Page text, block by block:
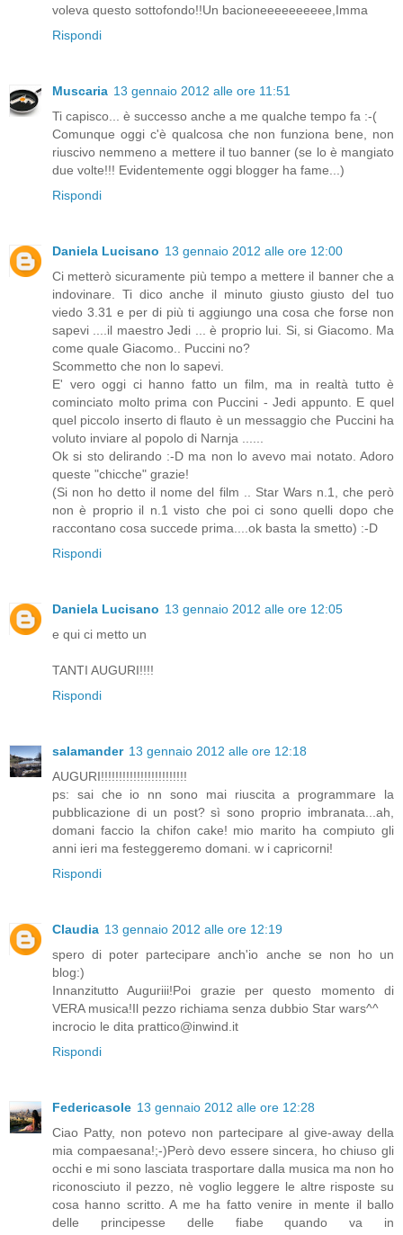
voleva questo sottofondo!!Un bacioneeeeeeeeee,Imma
Rispondi
Muscaria 13 gennaio 2012 alle ore 11:51
Ti capisco... è successo anche a me qualche tempo fa :-(
Comunque oggi c'è qualcosa che non funziona bene, non
riuscivo nemmeno a mettere il tuo banner (se lo è mangiato
due volte!!! Evidentemente oggi blogger ha fame...)
Rispondi
Daniela Lucisano 13 gennaio 2012 alle ore 12:00
Ci metterò sicuramente più tempo a mettere il banner che a
indovinare. Ti dico anche il minuto giusto giusto del tuo
viedo 3.31 e per di più ti aggiungo una cosa che forse non
sapevi ....il maestro Jedi ... è proprio lui. Si, si Giacomo. Ma
come quale Giacomo.. Puccini no?
Scommetto che non lo sapevi.
E' vero oggi ci hanno fatto un film, ma in realtà tutto è
cominciato molto prima con Puccini - Jedi appunto. E quel
quel piccolo inserto di flauto è un messaggio che Puccini ha
voluto inviare al popolo di Narnja ......
Ok si sto delirando :-D ma non lo avevo mai notato. Adoro
queste "chicche" grazie!
(Si non ho detto il nome del film .. Star Wars n.1, che però
non è proprio il n.1 visto che poi ci sono quelli dopo che
raccontano cosa succede prima....ok basta la smetto) :-D
Rispondi
Daniela Lucisano 13 gennaio 2012 alle ore 12:05
e qui ci metto un
TANTI AUGURI!!!!
Rispondi
salamander 13 gennaio 2012 alle ore 12:18
AUGURI!!!!!!!!!!!!!!!!!!!!!!!!
ps: sai che io nn sono mai riuscita a programmare la
pubblicazione di un post? sì sono proprio imbranata...ah,
domani faccio la chifon cake! mio marito ha compiuto gli
anni ieri ma festeggeremo domani. w i capricorni!
Rispondi
Claudia 13 gennaio 2012 alle ore 12:19
spero di poter partecipare anch'io anche se non ho un
blog:)
Innanzitutto Auguriii!Poi grazie per questo momento di
VERA musica!Il pezzo richiama senza dubbio Star wars^^
incrocio le dita prattico@inwind.it
Rispondi
Federicasole 13 gennaio 2012 alle ore 12:28
Ciao Patty, non potevo non partecipare al give-away della
mia compaesana!;-)Però devo essere sincera, ho chiuso gli
occhi e mi sono lasciata trasportare dalla musica ma non ho
riconosciuto il pezzo, nè voglio leggere le altre risposte su
cosa hanno scritto. A me ha fatto venire in mente il ballo
delle principesse delle fiabe quando va in